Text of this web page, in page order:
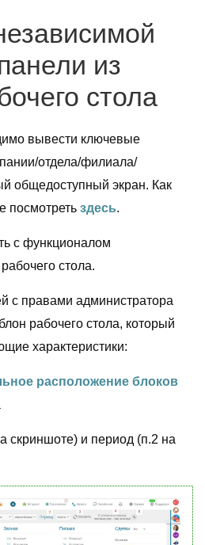
из
стола
вывести ключевые
отдела/филиала/
общедоступный экран. Как
посмотреть здесь.
с функционалом
стола.
с правами администратора
рабочего стола, который
характеристики:
расположение блоков
скриншоте) и период (п.2 на